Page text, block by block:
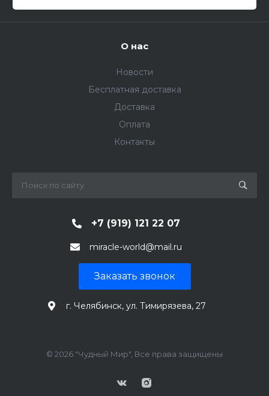
О нас
Новости
Бесплатная доставка
Доставка
Оплата
Контакты
+7 (919) 121 22 07
miracle-world@mail.ru
Заказать звонок
г. Челябинск, ул. Тимирязева, 27
© 2026 "Чудный Мир", Все права защищены